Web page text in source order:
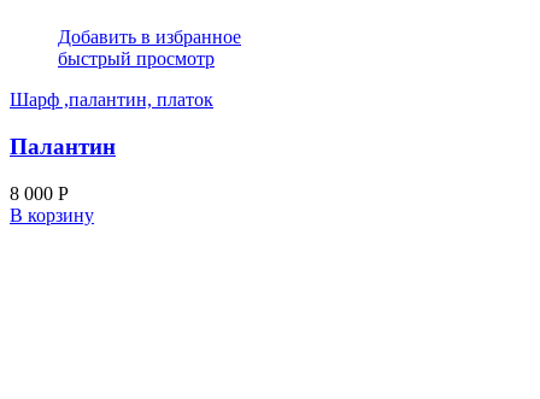
Добавить в избранное
быстрый просмотр
Шарф ,палантин, платок
Палантин
8 000 Р
В корзину